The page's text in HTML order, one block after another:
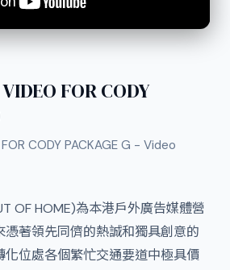
FOR CODY
CODY PACKAGE G - Video
OF HOME)為本港戶外廣告媒體營
著領先同儕的熱誠和獨具創意的
化位處各個繁忙交通要道中極具價